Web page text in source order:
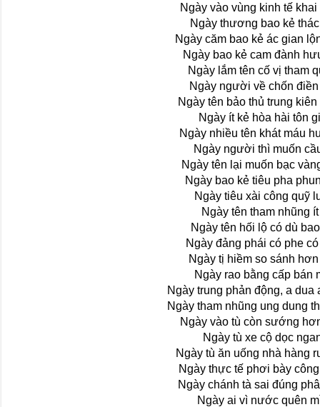
Ngày vào vùng kinh tế khai
Ngày thương bao kẻ
Ngày căm bao kẻ ác gian
Ngày bao kẻ cam đành
Ngày lắm tên cố vị tham
Ngày người về chốn
Ngày tên bảo thủ trung
Ngày ít kẻ hòa hài tôn
Ngày nhiều tên khát máu
Ngày người thì muốn
Ngày tên lại muốn bạc
Ngày bao kẻ tiêu pha
Ngày tiêu xài công quỹ
Ngày tên tham nhũng
Ngày tên hối lộ có dù
Ngày đảng phái có phe
Ngày tị hiềm so sánh
Ngày rao bằng cấp bán
Ngày trung phản động, a dua
Ngày tham nhũng ung dung
Ngày vào tù còn sướng
Ngày tù xe cộ dọc
Ngày tù ăn uống nhà hàng
Ngày thực tế phơi bày
Ngày chánh tà sai đúng
Ngày ai vì nước quên